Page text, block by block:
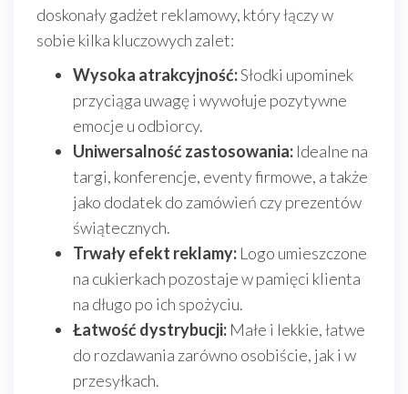
doskonały gadżet reklamowy, który łączy w
sobie kilka kluczowych zalet:
Wysoka atrakcyjność:Słodki upominek
przyciąga uwagę i wywołuje pozytywne
emocje u odbiorcy.
Uniwersalność zastosowania: Idealne na
targi, konferencje, eventy firmowe, a także
jako dodatek do zamówień czy prezentów
świątecznych.
Trwały efekt reklamy: Logo umieszczone
na cukierkach pozostaje w pamięci klienta
na długo po ich spożyciu.
Łatwość dystrybucji: Małe i lekkie, łatwe
do rozdawania zarówno osobiście, jak i w
przesyłkach.